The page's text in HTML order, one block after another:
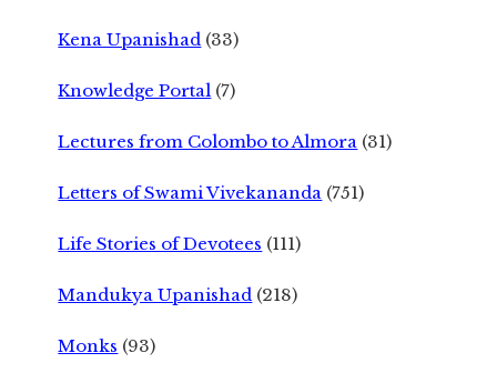
Kena Upanishad (33)
Knowledge Portal (7)
Lectures from Colombo to Almora (31)
Letters of Swami Vivekananda (751)
Life Stories of Devotees (111)
Mandukya Upanishad (218)
Monks (93)